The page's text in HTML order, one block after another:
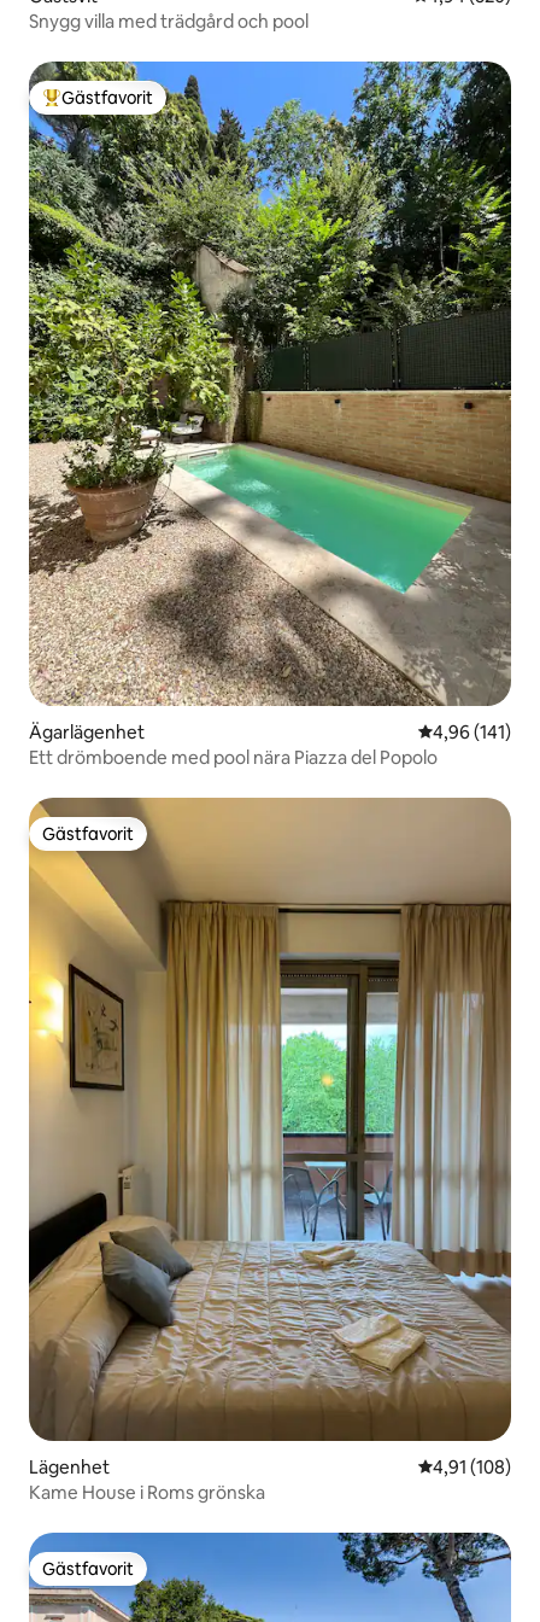
Snygg villa med trädgård och pool
Populär gästfavorit
Gästfavorit
Ägarlägenhet 4,96 av 5 i
4,96 (141)
Ett drömboende med pool nära Piazza del Popolo
Gästfavorit
Gästfavorit
Lägenhet 4,91 av 5 i
4,91 (108)
Kame House i Roms grönska
Gästfavorit
Gästfavorit